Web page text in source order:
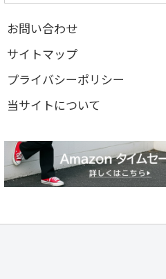
お問い合わせ
サイトマップ
プライバシーポリシー
当サイトについて